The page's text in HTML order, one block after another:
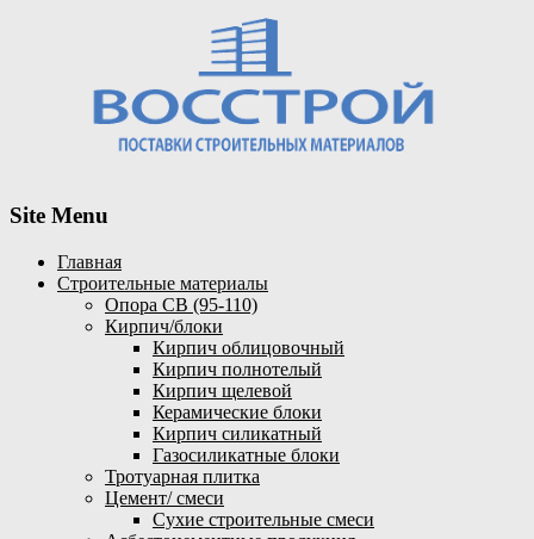
Site Menu
Главная
Строительные материалы
Опора СВ (95-110)
Кирпич/блоки
Кирпич облицовочный
Кирпич полнотелый
Кирпич щелевой
Керамические блоки
Кирпич силикатный
Газосиликатные блоки
Тротуарная плитка
Цемент/ смеси
Сухие строительные смеси